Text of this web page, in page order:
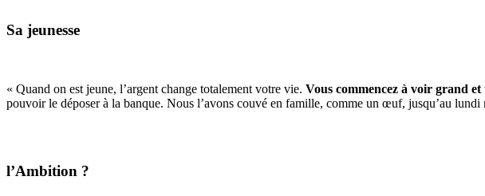
Sa jeunesse
« Quand on est jeune, l’argent change totalement votre vie. Vous commencez à voir grand
pouvoir le déposer à la banque. Nous l’avons couvé en famille, comme un œuf, jusqu’au lundi
l’Ambition ?